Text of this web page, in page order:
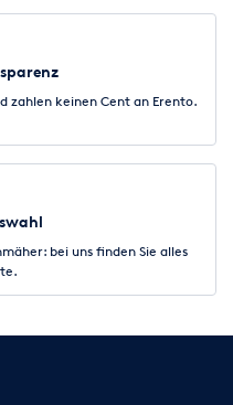
zahlen keinen Cent an Erento.
bei uns finden Sie alles